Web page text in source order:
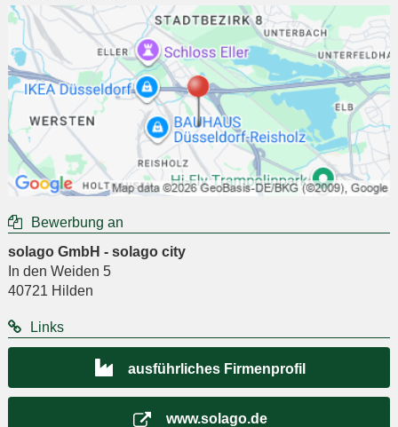
Bewerbung an
solago GmbH - solago city
In den Weiden 5
40721 Hilden
Links
ausführliches Firmenprofil
www.solago.de